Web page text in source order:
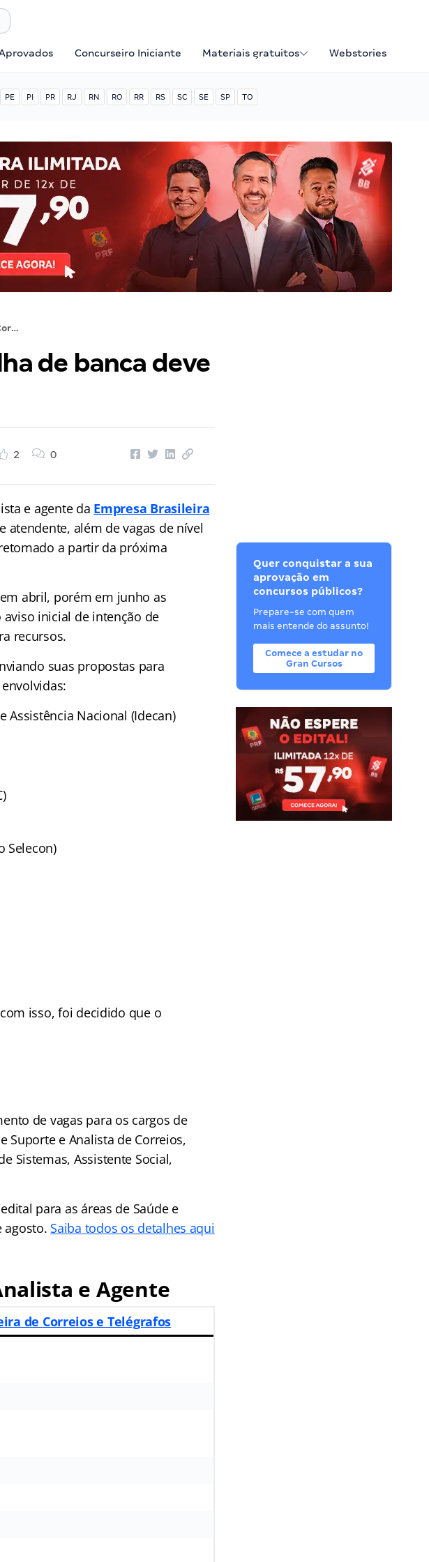
Concurseiro Iniciante Materiais gratuitos Webstories
PE PI PR RJ RN RO RR RS SC SE SP TO
Concurso Correios: escolha de banca deve recomeçar! Veja
de banca deve
2 0
e agente da Empresa Brasileira
atendente, além de vagas de nível
a partir da próxima
abril, porém em junho as
inicial de intenção de
recursos.
suas propostas para
Assistência Nacional (Idecan)
Selecon)
isso, foi decidido que o
de vagas para os cargos de
Suporte e Analista de Correios,
Sistemas, Assistente Social,
para as áreas de Saúde e
agosto. Saiba todos os detalhes aqui
e Agente
de Correios e Telégrafos
Quer conquistar a sua
aprovação em
concursos públicos?
Prepare-se com quem
mais entende do assunto!
Comece a estudar no
Gran Cursos